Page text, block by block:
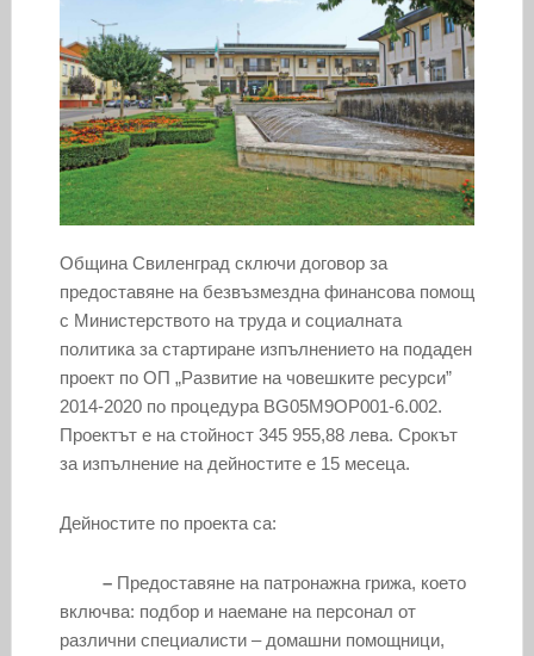
Община Свиленград сключи договор за
предоставяне на безвъзмездна финансова помощ
с Министерството на труда и социалната
политика за стартиране изпълнението на подаден
проект по ОП „Развитие на човешките ресурси”
2014-2020 по процедура BG05M9OP001-6.002.
Проектът е на стойност 345 955,88 лева. Срокът
за изпълнение на дейностите е 15 месеца.
Дейностите по проекта са:
– Предоставяне на патронажна грижа, което
включва: подбор и наемане на персонал от
различни специалисти – домашни помощници,